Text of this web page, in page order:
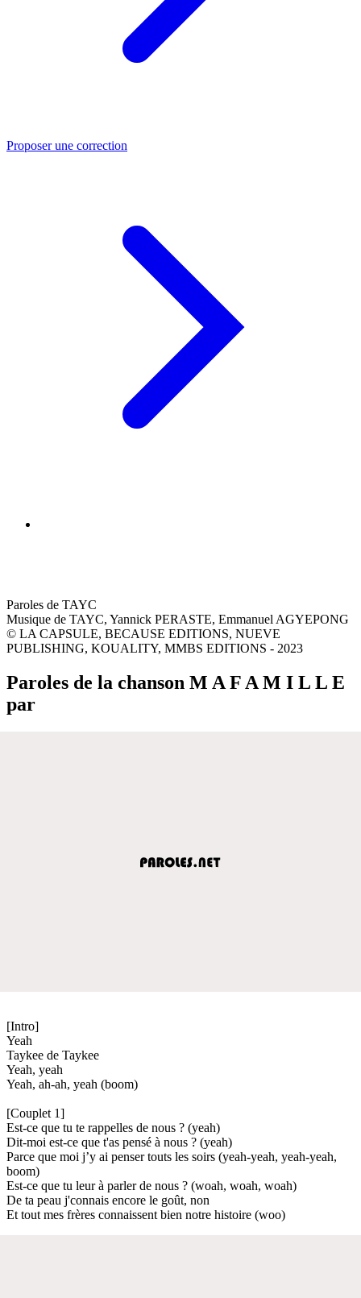
Proposer une correction
Paroles de TAYC
Musique de TAYC, Yannick PERASTE, Emmanuel AGYEPONG
© LA CAPSULE, BECAUSE EDITIONS, NUEVE
PUBLISHING, KOUALITY, MMBS EDITIONS - 2023
Paroles de la chanson M A F A M I L L E
par
[Intro]
Yeah
Taykee de Taykee
Yeah, yeah
Yeah, ah-ah, yeah (boom)
[Couplet 1]
Est-ce que tu te rappelles de nous ? (yeah)
Dit-moi est-ce que t'as pensé à nous ? (yeah)
Parce que moi j’y ai penser touts les soirs (yeah-yeah, yeah-yeah,
boom)
Est-ce que tu leur à parler de nous ? (woah, woah, woah)
De ta peau j'connais encore le goût, non
Et tout mes frères connaissent bien notre histoirе (woo)